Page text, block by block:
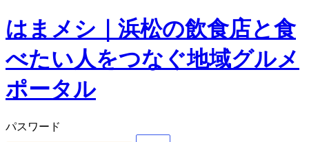
はまメシ｜浜松の飲食店と食
べたい人をつなぐ地域グルメ
ポータル
パスワード